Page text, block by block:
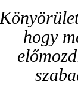
hogy